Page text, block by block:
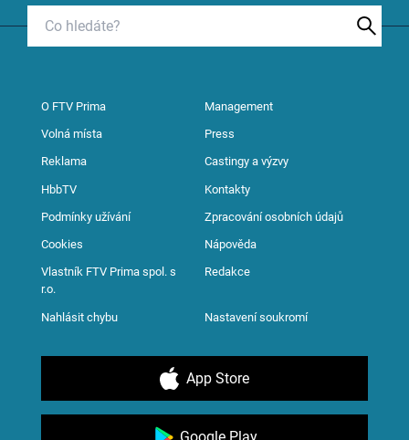
O FTV Prima Management
Volná místa Press
Reklama Castingy a výzvy
HbbTV Kontakty
Podmínky užívání Zpracování osobních údajů
Cookies Nápověda
Vlastník FTV Prima spol. s
r.o.
Redakce
Nahlásit chybu Nastavení soukromí
App Store